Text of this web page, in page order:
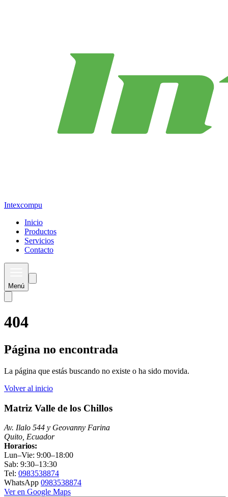
Intexcompu
Inicio
Productos
Servicios
Contacto
Menú
404
Página no encontrada
La página que estás buscando no existe o ha sido movida.
Volver al inicio
Matriz Valle de los Chillos
Av. Ilalo 544 y Geovanny Farina
Quito, Ecuador
Horarios:
Lun–Vie: 9:00–18:00
Sab: 9:30–13:30
Tel: 0983538874
WhatsApp 0983538874
Ver en Google Maps